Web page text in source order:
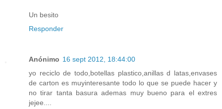
Un besito
Responder
Anónimo 16 sept 2012, 18:44:00
yo reciclo de todo,botellas plastico,anillas d latas,envases
de carton es muyinteresante todo lo que se puede hacer y
no tirar tanta basura ademas muy bueno para el extres
jejee....